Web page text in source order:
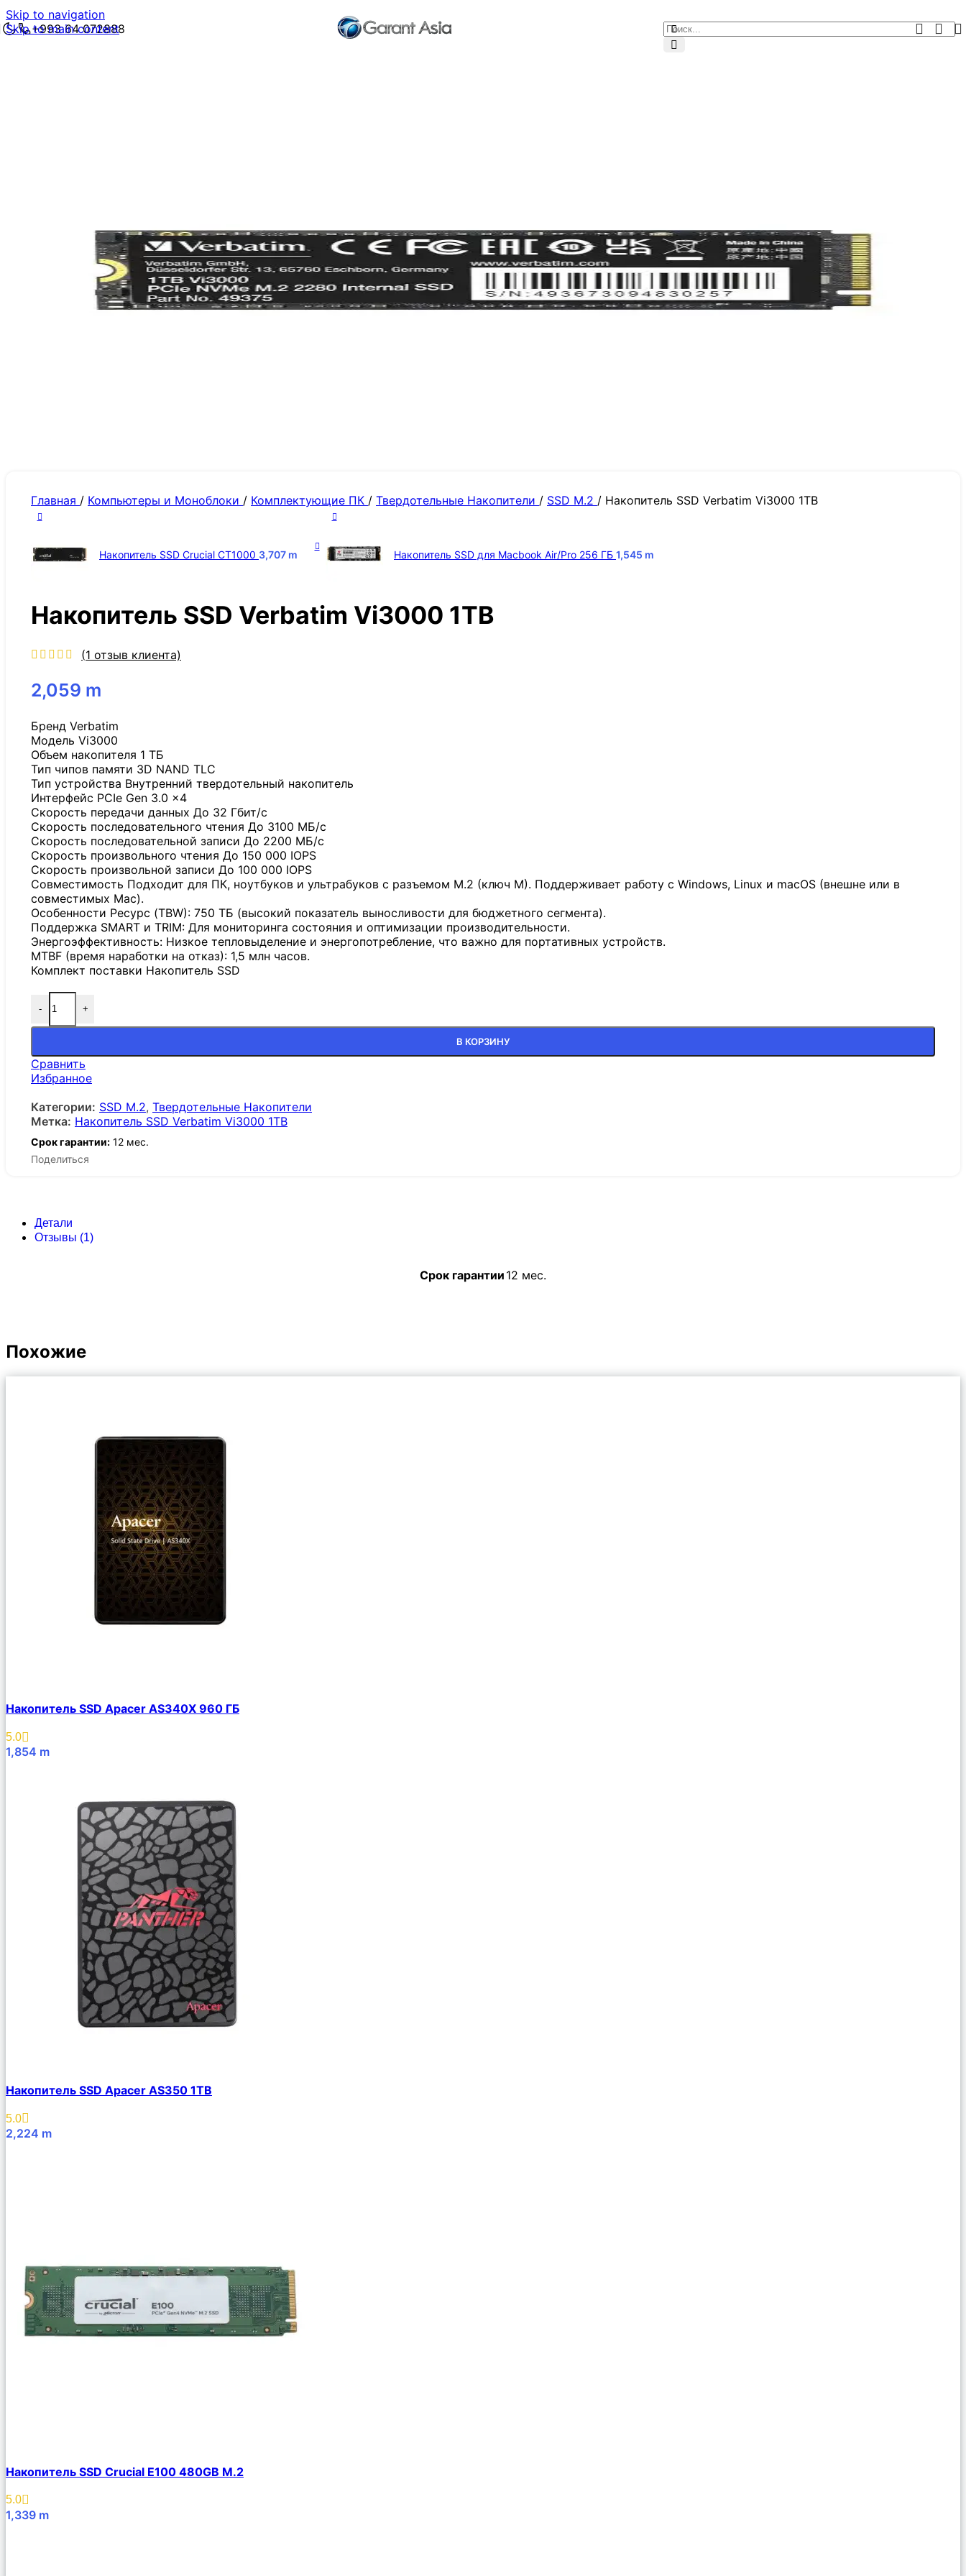
Skip to navigation
Skip to main content
+993 64 072888
Главная / Компьютеры и Моноблоки / Комплектующие ПК / Твердотельные Накопители / SSD M.2 / Накопитель SSD Verbatim Vi3000 1TB
Накопитель SSD Crucial CT1000 3,707 m Накопитель SSD для Macbook Air/Pro 256 ГБ 1,545 m
Накопитель SSD Verbatim Vi3000 1TB
(1 отзыв клиента)
2,059 m
Бренд Verbatim
Модель Vi3000
Объем накопителя 1 ТБ
Тип чипов памяти 3D NAND TLC
Тип устройства Внутренний твердотельный накопитель
Интерфейс PCIe Gen 3.0 x4
Скорость передачи данных До 32 Гбит/с
Скорость последовательного чтения До 3100 МБ/с
Скорость последовательной записи До 2200 МБ/с
Скорость произвольного чтения До 150 000 IOPS
Скорость произвольной записи До 100 000 IOPS
Совместимость Подходит для ПК, ноутбуков и ультрабуков с разъемом M.2 (ключ M). Поддерживает работу с Windows, Linux и macOS (внешне или в
совместимых Mac).
Особенности Ресурс (TBW): 750 ТБ (высокий показатель выносливости для бюджетного сегмента).
Поддержка SMART и TRIM: Для мониторинга состояния и оптимизации производительности.
Энергоэффективность: Низкое тепловыделение и энергопотребление, что важно для портативных устройств.
MTBF (время наработки на отказ): 1,5 млн часов.
Комплект поставки Накопитель SSD
- +
В КОРЗИНУ
Сравнить
Избранное
Категории: SSD M.2, Твердотельные Накопители
Метка: Накопитель SSD Verbatim Vi3000 1TB
Срок гарантии: 12 мес.
Поделиться
Детали
Отзывы (1)
Срок гарантии 12 мес.
Похожие
Накопитель SSD Apacer AS340X 960 ГБ
5.0
1,854 m
Накопитель SSD Apacer AS350 1TB
5.0
2,224 m
Накопитель SSD Crucial E100 480GB M.2
5.0
1,339 m